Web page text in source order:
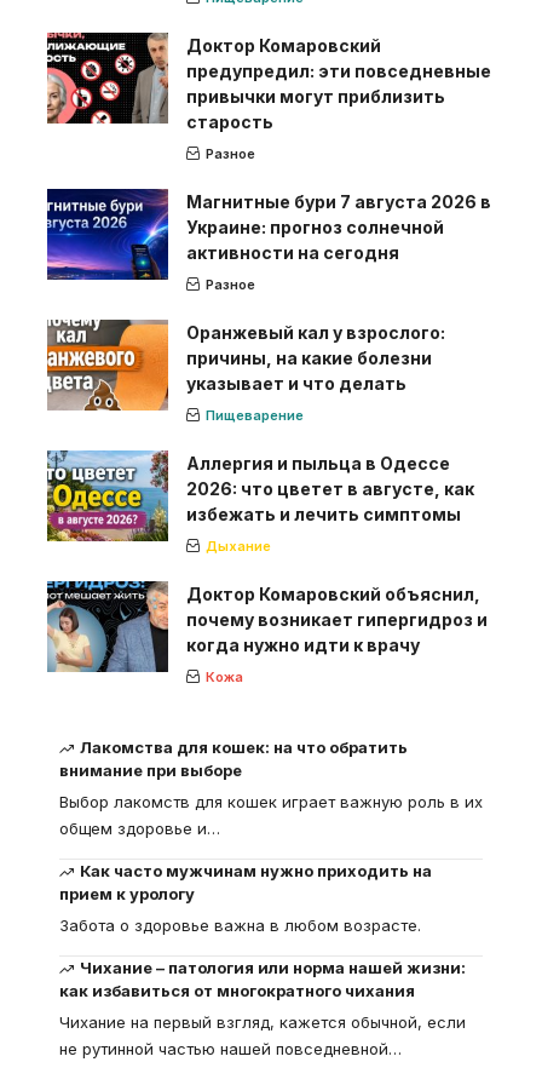
Доктор Комаровский
предупредил: эти повседневные
привычки могут приблизить
старость
Разное
Магнитные бури 7 августа 2026 в
Украине: прогноз солнечной
активности на сегодня
Разное
Оранжевый кал у взрослого:
причины, на какие болезни
указывает и что делать
Пищеварение
Аллергия и пыльца в Одессе
2026: что цветет в августе, как
избежать и лечить симптомы
Дыхание
Доктор Комаровский объяснил,
почему возникает гипергидроз и
когда нужно идти к врачу
Кожа
Лакомства для кошек: на что обратить
внимание при выборе
Выбор лакомств для кошек играет важную роль в их
общем здоровье и…
Как часто мужчинам нужно приходить на
прием к урологу
Забота о здоровье важна в любом возрасте.
Чихание – патология или норма нашей жизни:
как избавиться от многократного чихания
Чихание на первый взгляд, кажется обычной, если
не рутинной частью нашей повседневной…